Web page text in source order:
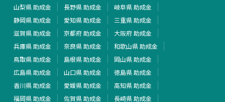
山梨県 助成金
長野県 助成金
岐阜県 助成金
静岡県 助成金
愛知県 助成金
三重県 助成金
滋賀県 助成金
京都府 助成金
大阪府 助成金
兵庫県 助成金
奈良県 助成金
和歌山県 助成金
鳥取県 助成金
島根県 助成金
岡山県 助成金
広島県 助成金
山口県 助成金
徳島県 助成金
香川県 助成金
愛媛県 助成金
高知県 助成金
福岡県 助成金
佐賀県 助成金
長崎県 助成金